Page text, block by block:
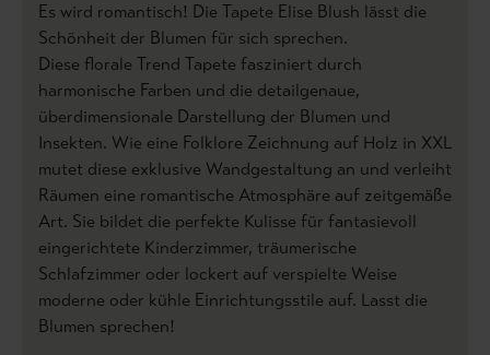
Es wird romantisch! Die Tapete Elise Blush lässt die
Schönheit der Blumen für sich sprechen.
Diese florale Trend Tapete fasziniert durch
harmonische Farben und die detailgenaue,
überdimensionale Darstellung der Blumen und
Insekten. Wie eine Folklore Zeichnung auf Holz in XXL
mutet diese exklusive Wandgestaltung an und verleiht
Räumen eine romantische Atmosphäre auf zeitgemäße
Art. Sie bildet die perfekte Kulisse für fantasievoll
eingerichtete Kinderzimmer, träumerische
Schlafzimmer oder lockert auf verspielte Weise
moderne oder kühle Einrichtungsstile auf. Lasst die
Blumen sprechen!